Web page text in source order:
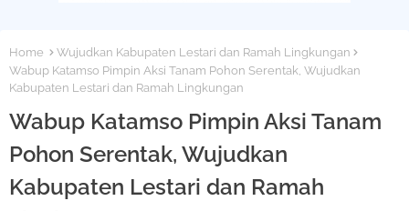
Home
Wujudkan Kabupaten Lestari dan Ramah Lingkungan
Wabup Katamso Pimpin Aksi Tanam Pohon Serentak, Wujudkan
Kabupaten Lestari dan Ramah Lingkungan
Wabup Katamso Pimpin Aksi Tanam
Pohon Serentak, Wujudkan
Kabupaten Lestari dan Ramah